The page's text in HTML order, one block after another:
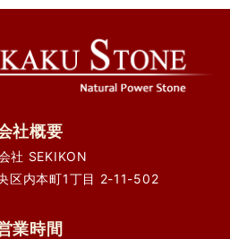
社概要
社 SEKIKON
区内本町1丁目 2-11-502
業時間